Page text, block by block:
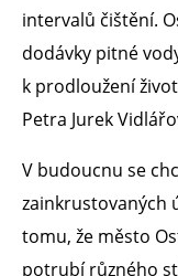
intervalů čištění.
dodávky pitné
k prodloužení
Petra Jurek
V budoucnu se
zainkrustovaných
tomu, že město
potrubí různého